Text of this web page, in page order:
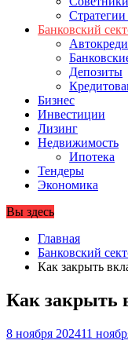
Банковский
Депозиты
Бизнес
Инвестиции
Лизинг
Недвижимость
Ипотека
Тендеры
Экономика
Вы здесь
Главная
Банковский
Как закрыть
Как закрыть
8 ноября 202411